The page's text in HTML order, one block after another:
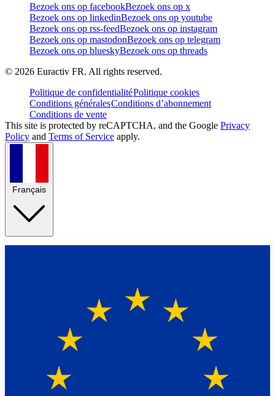
Bezoek ons op facebookBezoek ons op x
Bezoek ons op linkedinBezoek ons op youtube
Bezoek ons op rss-feedBezoek ons op instagram
Bezoek ons op mastodonBezoek ons op telegram
Bezoek ons op blueskyBezoek ons op threads
© 2026 Euractiv FR. All rights reserved.
Politique de confidentialitéPolitique cookies
Conditions généralesConditions d’abonnement
Conditions de vente
This site is protected by reCAPTCHA, and the Google Privacy
Policy and Terms of Service apply.
Français